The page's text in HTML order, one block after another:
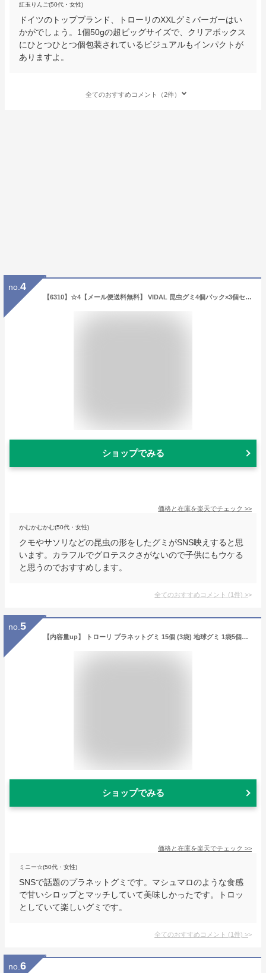
紅玉りんご(50代・女性)
ドイツのトップブランド、トローリのXXLグミバーガーはい
かがでしょう。1個50gの超ビッグサイズで、クリアボックス
にひとつひとつ個包装されているビジュアルもインパクトが
ありますよ。
全てのおすすめコメント（2件）
no. 4
【6310】☆4【メール便送料無料】 VIDAL 昆虫グミ4個パック×3個セット【サソリ クモ 昆虫 グルテンフリー 】
ショップでみる
価格と在庫を楽天でチェック >>
かむかむかむ(50代・女性)
クモやサソリなどの昆虫の形をしたグミがSNS映えすると思
います。カラフルでグロテスクさがないので子供にもウケる
と思うのでおすすめします。
全てのおすすめコメント (1件) >
no. 5
【内容量up】 トローリ プラネットグミ 15個 (3袋) 地球グミ 1袋5個入り ! | TROLLI 海外正規品 (賞味期限: 2023年12月2日)
ショップでみる
価格と在庫を楽天でチェック >>
ミニー☆(50代・女性)
SNSで話題のプラネットグミです。マシュマロのような食感
で甘いシロップとマッチしていて美味しかったです。トロッ
としていて楽しいグミです。
全てのおすすめコメント (1件) >
no. 6